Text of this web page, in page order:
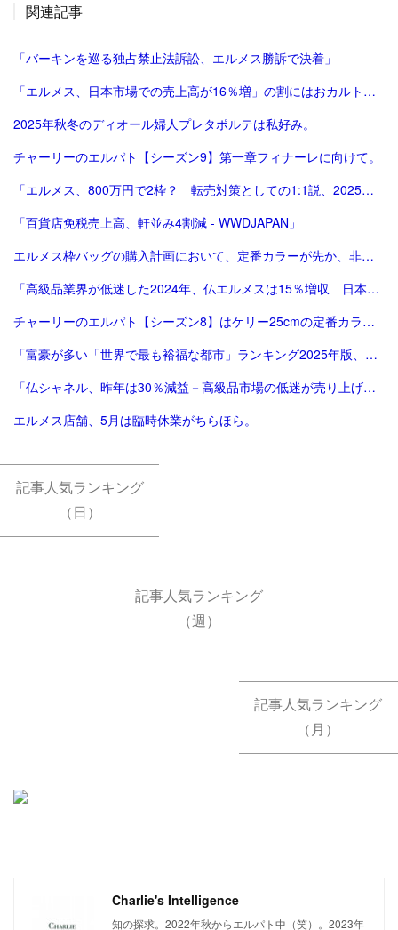
関連記事
「バーキンを巡る独占禁止法訴訟、エルメス勝訴で決着」
「エルメス、日本市場での売上高が16％増」の割にはおカルト系（笑）は減った気がする。
2025年秋冬のディオール婦人プレタポルテは私好み。
チャーリーのエルパト【シーズン9】第一章フィナーレに向けて。
「エルメス、800万円で2枠？ 転売対策としての1:1説、2025年版。ほぼ完結（？）編。」
「百貨店免税売上高、軒並み4割減 - WWDJAPAN」
エルメス枠バッグの購入計画において、定番カラーが先か、非定番カラーが先か。
「高級品業界が低迷した2024年、仏エルメスは15％増収 日本が成長をけん引 | Forbes」
チャーリーのエルパト【シーズン8】はケリー25cmの定番カラーで終了。
「富豪が多い「世界で最も裕福な都市」ランキング2025年版、東京が2年連続3位 | Forbes JAPAN 公式サイト（フォーブス ジャパン）」
「仏シャネル、昨年は30％減益－高級品市場の低迷が売り上げ直撃 - Bloomberg」
エルメス店舗、5月は臨時休業がちらほら。
記事人気ランキング
（日）
記事人気ランキング
（週）
記事人気ランキング
（月）
Charlie's Intelligence
知の探求。2022年秋からエルパト中（笑）。2023年